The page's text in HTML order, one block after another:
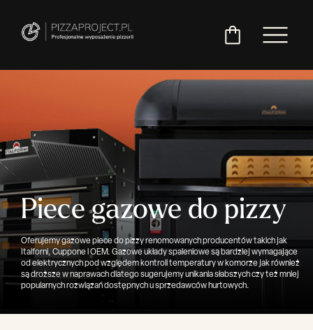
Włoskie
piece
do
pizzy
Miksery
do
ciasta
Maszyny
do
pizzy
Piece gazowe do pizzy
Oferujemy gazowe piece do pizzy renomowanych producentów takich jak
Italforni, Cuppone i OEM. Gazowe układy spaleniowe są bardziej wymagające
od elektrycznych pod względem kontroli temperatury w komorze jak również
są droższe w naprawach dlatego sugerujemy unikania słabszych czy też mniej
popularnych rozwiązań dostępnych u sprzedawców hurtowych.